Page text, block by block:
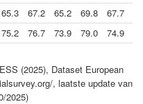
65.3 67.2 65.2 69.8 67.7
75.2 76.7 73.9 79.0 74.9
(2025), Dataset European
, laatste update van
2025)